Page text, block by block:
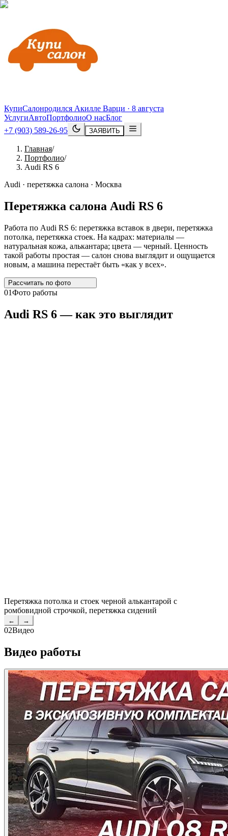
КупиСалонродился Акилле Варци · 8 августа
УслугиАвтоПортфолиоО насБлог
+7 (903) 589-26-95
ЗАЯВИТЬ
Главная/
Портфолио/
Audi RS 6
Audi · перетяжка салона · Москва
Перетяжка салона Audi RS 6
Работа по Audi RS 6: перетяжка вставок в двери, перетяжка
потолка, перетяжка стоек. На кадрах: материалы —
натуральная кожа, алькантара; цвета — черный. Ценность
такой работы простая — салон снова выглядит и ощущается
новым, а машина перестаёт быть «как у всех».
Рассчитать по фото
01Фото работы
Audi RS 6 — как это выглядит
Перетяжка потолка и стоек черной алькантарой с
ромбовидной строчкой, перетяжка сидений
← →
02Видео
Видео работы